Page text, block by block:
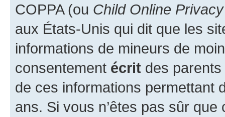
COPPA (ou Child Online
aux États-Unis qui dit que les
informations de mineurs de
consentement écrit des parents
de ces informations permettant
ans. Si vous n’êtes pas sûr